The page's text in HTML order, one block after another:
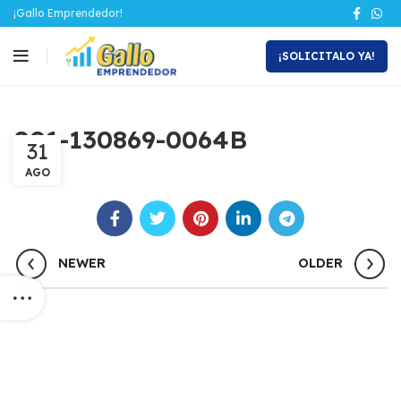
¡Gallo Emprendedor!
¡SOLICITALO YA!
001-130869-0064B
31
AGO
NEWER OLDER